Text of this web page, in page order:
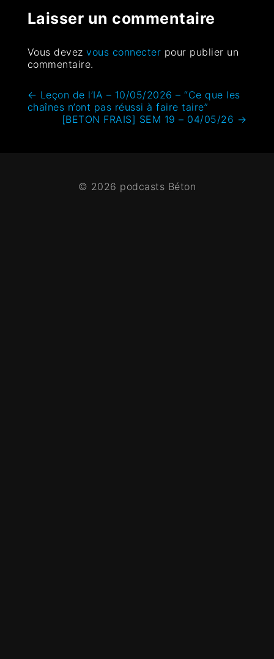
Laisser un commentaire
Vous devezvous connecter pour publier un
commentaire.
← Leçon de l’IA – 10/05/2026 – “Ce que les
chaînes n’ont pas réussi à faire taire”
[BETON FRAIS] SEM 19 – 04/05/26 →
© 2026 podcasts Béton